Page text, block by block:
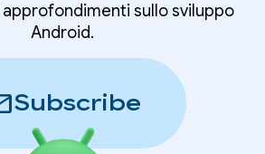
sullo sviluppo
Android.
Subscribe